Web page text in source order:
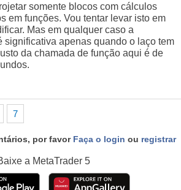
somente blocos com cálculos
em funções. Vou tentar levar isto em
Mas em qualquer caso a
significativa apenas quando o laço tem
da chamada de função aqui é de
7
por favor Faça o login ou registrar
a MetaTrader 5